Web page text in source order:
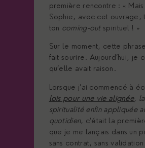
première rencontre : « Mais
Sophie, avec cet ouvrage,
ton coming-outspirituel ! »
Sur le moment, cette phrase
fait sourire. Aujourd’hui, je
qu’elle avait raison.
Lorsque j’ai commencé à
lois pour une vie alignée, la
spiritualité enfin appliquée
quotidien, c’était la
que je me lançais dans un
sans contrat, sans